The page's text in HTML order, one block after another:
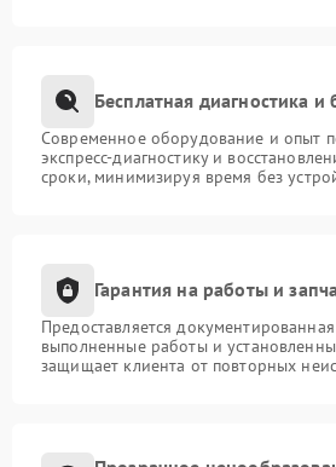
Бесплатная диагностика
Современное оборудование и опыт
экспресс-диагностику и
сроки, минимизируя время без
Гарантия на работы и
Предоставляется
выполненные работы и
защищает клиента от повторных